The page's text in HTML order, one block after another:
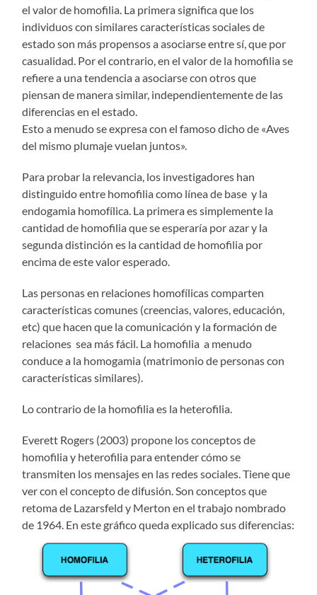
el valor de homofilia. La primera significa que los
individuos con similares características sociales de
estado son más propensos a asociarse entre sí, que por
casualidad. Por el contrario, en el valor de la homofilia se
refiere a una tendencia a asociarse con otros que
piensan de manera similar, independientemente de las
diferencias en el estado.
Esto a menudo se expresa con el famoso dicho de «Aves
del mismo plumaje vuelan juntos».
Para probar la relevancia, los investigadores han
distinguido entre homofilia como línea de base y la
endogamia homofílica. La primera es simplemente la
cantidad de homofilia que se esperaría por azar y la
segunda distinción es la cantidad de homofilia por
encima de este valor esperado.
Las personas en relaciones homofílicas comparten
características comunes (creencias, valores, educación,
etc) que hacen que la comunicación y la formación de
relaciones sea más fácil. La homofilia a menudo
conduce a la homogamia (matrimonio de personas con
características similares).
Lo contrario de la homofilia es la heterofilia.
Everett Rogers (2003) propone los conceptos de
homofilia y heterofilia para entender cómo se
transmiten los mensajes en las redes sociales. Tiene que
ver con el concepto de difusión. Son conceptos que
retoma de Lazarsfeld y Merton en el trabajo nombrado
de 1964. En este gráfico queda explicado sus diferencias: